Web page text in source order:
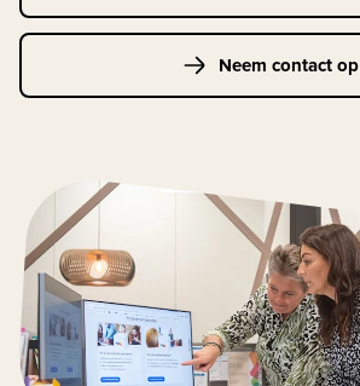
Neem contact op